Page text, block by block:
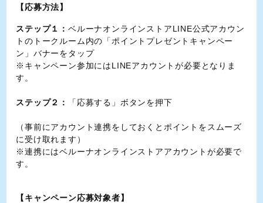
【応募方法】
ステップ１：ベルーナオンラインストアLINE公式アカウン
トのトークルーム内の「ポイントプレゼントキャンペー
ン」バナーをタップ
※キャンペーン参加にはLINEアカウントが必要となりま
す。
ステップ２： 「応募する」ボタンを押下
（事前にアカウント連携をしておくとポイントをスムーズ
に受け取れます）
※連携にはベルーナオンラインストアアカウントが必要で
す。
【キャンペーン応募対象者】